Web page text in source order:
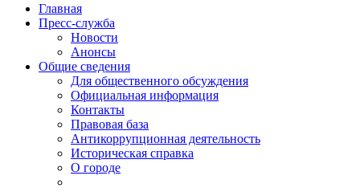
Главная
Пресс-служба
Новости
Анонсы
Общие сведения
Для общественного обсуждения
Официальная информация
Контакты
Правовая база
Антикоррупционная деятельность
Историческая справка
О городе